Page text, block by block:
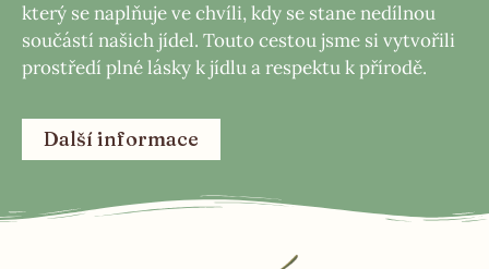
který se naplňuje ve chvíli, kdy se stane nedílnou
součástí našich jídel. Touto cestou jsme si vytvořili
prostředí plné lásky k jídlu a respektu k přírodě.
Další informace